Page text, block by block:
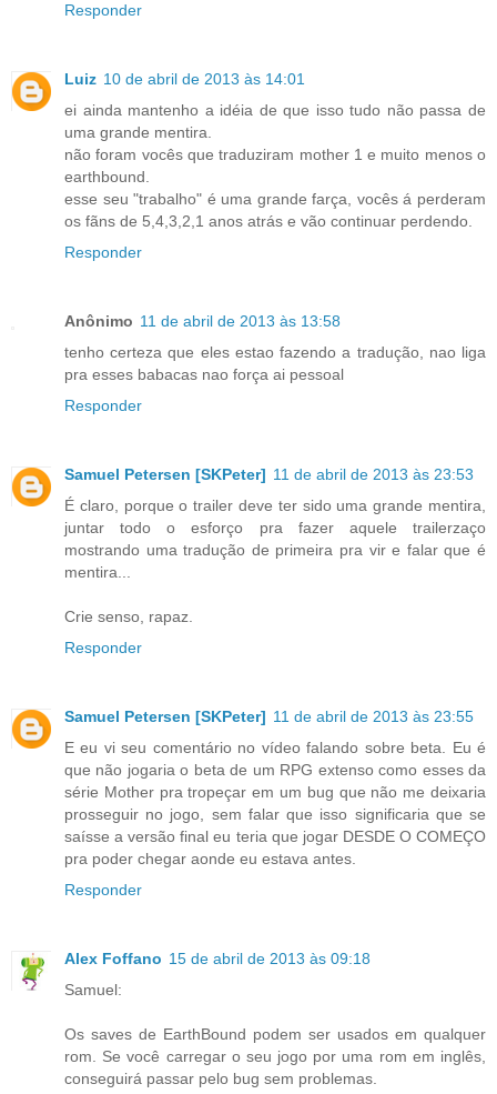
Responder
Luiz 10 de abril de 2013 às 14:01
ei ainda mantenho a idéia de que isso tudo não passa de
uma grande mentira.
não foram vocês que traduziram mother 1 e muito menos o
earthbound.
esse seu "trabalho" é uma grande farça, vocês á perderam
os fãns de 5,4,3,2,1 anos atrás e vão continuar perdendo.
Responder
Anônimo 11 de abril de 2013 às 13:58
tenho certeza que eles estao fazendo a tradução, nao liga
pra esses babacas nao força ai pessoal
Responder
Samuel Petersen [SKPeter] 11 de abril de 2013 às 23:53
É claro, porque o trailer deve ter sido uma grande mentira,
juntar todo o esforço pra fazer aquele trailerzaço
mostrando uma tradução de primeira pra vir e falar que é
mentira...
Crie senso, rapaz.
Responder
Samuel Petersen [SKPeter] 11 de abril de 2013 às 23:55
E eu vi seu comentário no vídeo falando sobre beta. Eu é
que não jogaria o beta de um RPG extenso como esses da
série Mother pra tropeçar em um bug que não me deixaria
prosseguir no jogo, sem falar que isso significaria que se
saísse a versão final eu teria que jogar DESDE O COMEÇO
pra poder chegar aonde eu estava antes.
Responder
Alex Foffano 15 de abril de 2013 às 09:18
Samuel:
Os saves de EarthBound podem ser usados em qualquer
rom. Se você carregar o seu jogo por uma rom em inglês,
conseguirá passar pelo bug sem problemas.